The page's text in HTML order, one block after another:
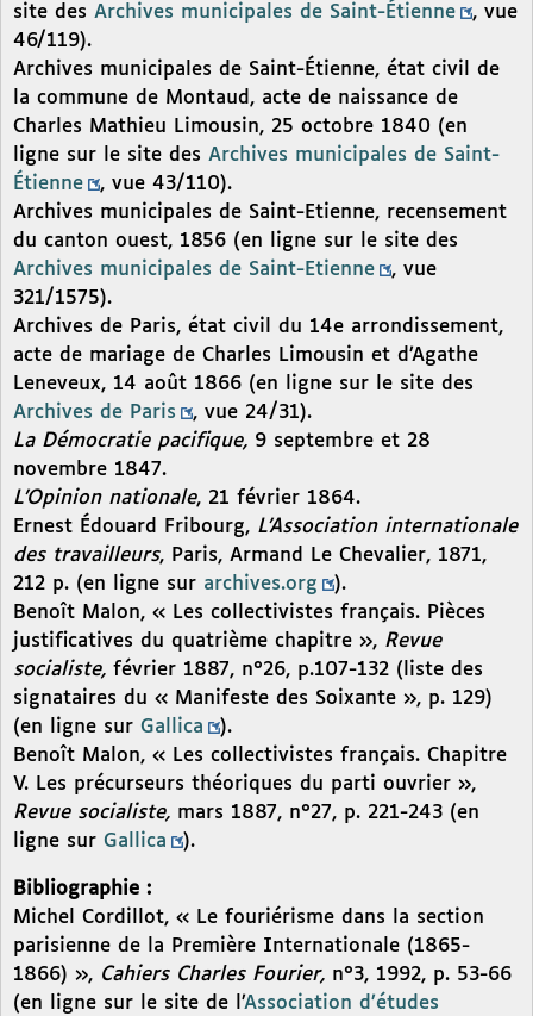
site des Archives municipales de Saint-Étienne
, vue
46/119).
Archives municipales de Saint-Étienne, état civil de
la commune de Montaud, acte de naissance de
Charles Mathieu Limousin, 25 octobre 1840 (en
ligne sur le site des Archives municipales de Saint-
Étienne
, vue 43/110).
Archives municipales de Saint-Etienne, recensement
du canton ouest, 1856 (en ligne sur le site des
Archives municipales de Saint-Etienne
, vue
321/1575).
Archives de Paris, état civil du 14e arrondissement,
acte de mariage de Charles Limousin et d’Agathe
Leneveux, 14 août 1866 (en ligne sur le site des
Archives de Paris
, vue 24/31).
La Démocratie pacifique, 9 septembre et 28
novembre 1847.
L’Opinion nationale, 21 février 1864.
Ernest Édouard Fribourg, L’Association internationale
des travailleurs, Paris, Armand Le Chevalier, 1871,
212 p. (en ligne sur archives.org
).
Benoît Malon, « Les collectivistes français. Pièces
justificatives du quatrième chapitre », Revue
socialiste, février 1887, n°26, p.107-132 (liste des
signataires du « Manifeste des Soixante », p. 129)
(en ligne sur Gallica
).
Benoît Malon, « Les collectivistes français. Chapitre
V. Les précurseurs théoriques du parti ouvrier »,
Revue socialiste, mars 1887, n°27, p. 221-243 (en
ligne sur Gallica ).
Bibliographie :
Michel Cordillot, « Le fouriérisme dans la section
parisienne de la Première Internationale (1865-
1866) », Cahiers Charles Fourier, n°3, 1992, p. 53-66
(en ligne sur le site de l’Association d’études